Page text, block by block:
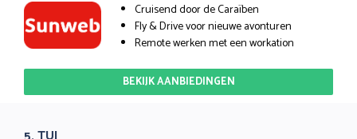
Cruisend door de Caraïben
Fly & Drive voor nieuwe avonturen
Remote werken met een workation
BEKIJK AANBIEDINGEN